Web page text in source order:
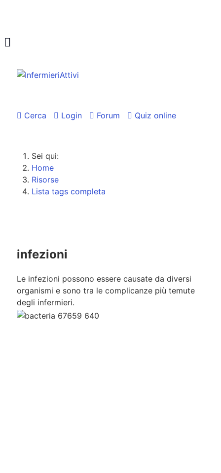
Cerca Login Forum Quiz online
Sei qui:
Home
Risorse
Lista tags completa
infezioni
Le infezioni possono essere causate da diversi
organismi e sono tra le complicanze più temute
degli infermieri.